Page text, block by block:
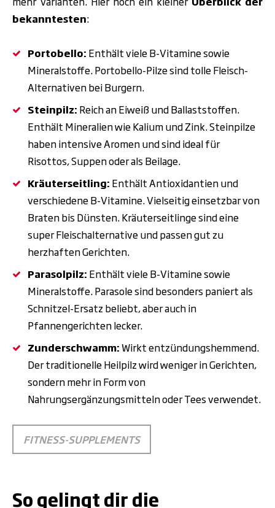
bekanntesten:
Portobello: Enthält viele B-Vitamine sowie
Mineralstoffe. Portobello-Pilze sind tolle Fleisch-
Alternativen bei Burgern.
Steinpilz: Reich an Eiweiß und Ballaststoffen.
Enthält Mineralien wie Kalium und Zink. Steinpilze
haben intensive Aromen und sind ideal für
Risottos, Suppen oder als Beilage.
Kräuterseitling: Enthält Antioxidantien und
verschiedene B-Vitamine. Vielseitig einsetzbar von
Braten bis Dünsten. Kräuterseitlinge sind eine
super Fleischalternative und passen gut zu
herzhaften Gerichten.
Parasolpilz: Enthält viele B-Vitamine sowie
Mineralstoffe. Parasole sind besonders paniert als
Schnitzel-Ersatz beliebt, aber auch in
Pfannengerichten lecker.
Zunderschwamm:Wirkt entzündungshemmend.
Der traditionelle Heilpilz wird weniger in Gerichten,
sondern mehr in Form von
Nahrungsergänzungsmittelnoder Tees verwendet.
FITNESS-SUPPLEMENTS
So gelingt dir die